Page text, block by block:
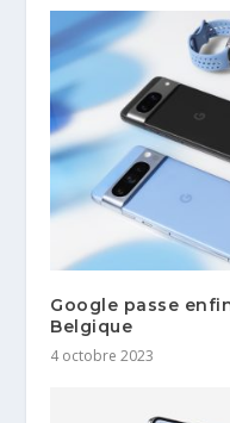
Google passe
Belgique
4 octobre 2023